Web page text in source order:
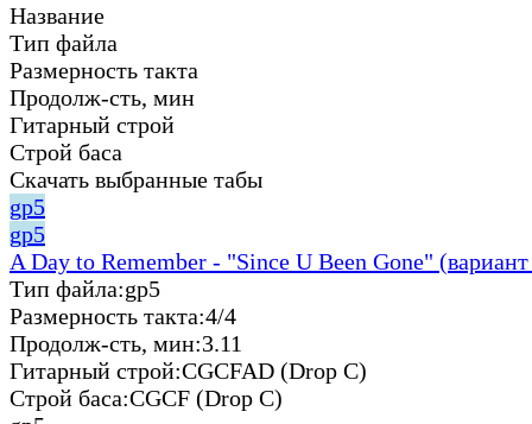
Название
Тип файла
Размерность такта
Продолж-сть, мин
Гитарный строй
Строй баса
Скачать выбранные табы
gp5
gp5
A Day to Remember - "Since U Been Gone"
Тип файла:gp5
Размерность такта:4/4
Продолж-сть, мин:3.11
Гитарный строй:CGCFAD (Drop C)
Строй баса:CGCF (Drop C)